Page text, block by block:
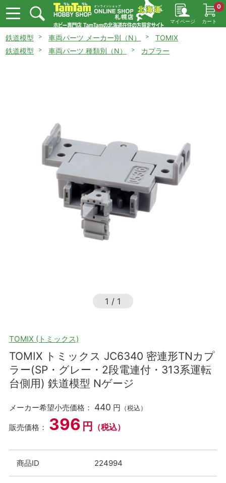
マイページ カート
0
鉄道模型 車両パーツ メーカー別（N）
TOMIX
鉄道模型
車両パーツ 種類別（N） カプラー
1 / 1
TOMIX (トミックス)
TOMIX トミックス JC6340 密連形TNカプ
ラー(SP・グレー・2段電連付・313系運転
台側用) 鉄道模型 Nゲージ
メーカー希望小売価格： 440 円 （税込）
販売価格： 396 円 （税込）
商品ID 224994